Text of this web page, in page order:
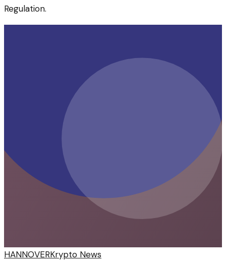
Regulation.
HANNOVERKrypto News